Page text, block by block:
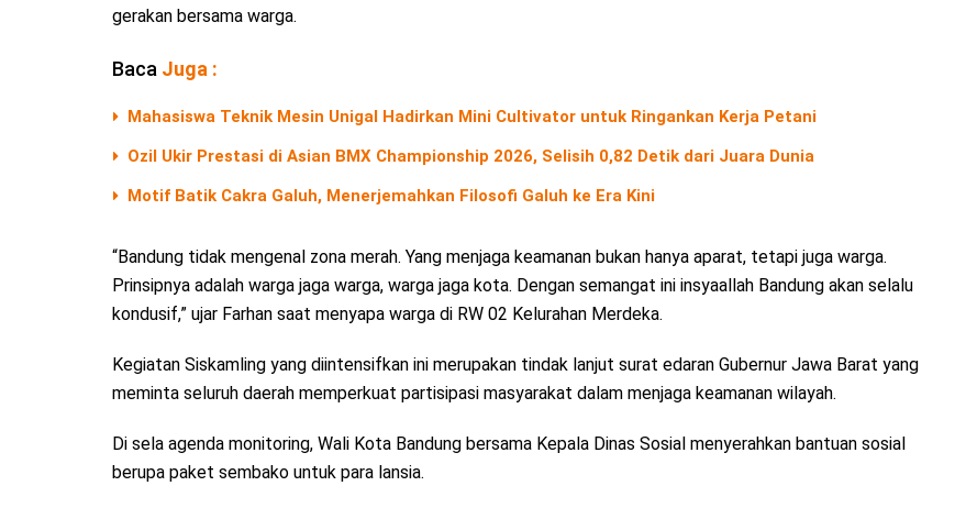
gerakan bersama warga.
Baca Juga :
Mahasiswa Teknik Mesin Unigal Hadirkan Mini Cultivator untuk Ringankan Kerja Petani
Ozil Ukir Prestasi di Asian BMX Championship 2026, Selisih 0,82 Detik dari Juara Dunia
Motif Batik Cakra Galuh, Menerjemahkan Filosofi Galuh ke Era Kini
“Bandung tidak mengenal zona merah. Yang menjaga keamanan bukan hanya aparat, tetapi juga warga.
Prinsipnya adalah warga jaga warga, warga jaga kota. Dengan semangat ini insyaallah Bandung akan selalu
kondusif,” ujar Farhan saat menyapa warga di RW 02 Kelurahan Merdeka.
Kegiatan Siskamling yang diintensifkan ini merupakan tindak lanjut surat edaran Gubernur Jawa Barat yang
meminta seluruh daerah memperkuat partisipasi masyarakat dalam menjaga keamanan wilayah.
Di sela agenda monitoring, Wali Kota Bandung bersama Kepala Dinas Sosial menyerahkan bantuan sosial
berupa paket sembako untuk para lansia.